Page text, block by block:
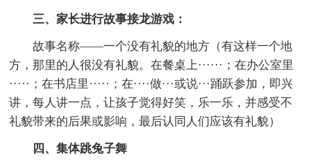
三、家长进行故事接龙游戏：
故事名称——一个没有礼貌的地方（有这样一个地
方，那里的人很没有礼貌。在餐桌上······；在办公室里
·····；在书店里·····；在····做···或说···踊跃参加，即兴
讲，每人讲一点，让孩子觉得好笑，乐一乐，并感受不
礼貌带来的后果或影响，最后认同人们应该有礼貌）
四、集体跳兔子舞